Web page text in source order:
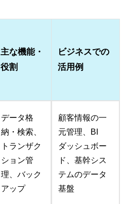
主な機能・
役割
ビジネスでの
活用例
データ格
納・検索、
トランザク
ション管
理、バック
アップ
顧客情報の一
元管理、BI
ダッシュボー
ド、基幹シス
テムのデータ
基盤